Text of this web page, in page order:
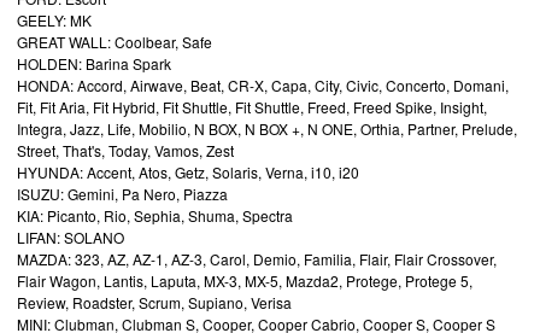
GEELY: MK
GREAT WALL: Coolbear, Safe
HOLDEN: Barina Spark
HONDA: Accord, Airwave, Beat, CR-X, Capa, City, Civic, Concerto, Domani,
Fit, Fit Aria, Fit Hybrid, Fit Shuttle, Fit Shuttle, Freed, Freed Spike, Insight,
Integra, Jazz, Life, Mobilio, N BOX, N BOX +, N ONE, Orthia, Partner, Prelude,
Street, That's, Today, Vamos, Zest
HYUNDA: Accent, Atos, Getz, Solaris, Verna, i10, i20
ISUZU: Gemini, Pa Nero, Piazza
KIA: Picanto, Rio, Sephia, Shuma, Spectra
LIFAN: SOLANO
MAZDA: 323, AZ, AZ-1, AZ-3, Carol, Demio, Familia, Flair, Flair Crossover,
Flair Wagon, Lantis, Laputa, MX-3, MX-5, Mazda2, Protege, Protege 5,
Review, Roadster, Scrum, Supiano, Verisa
MINI: Clubman, Clubman S, Cooper, Cooper Cabrio, Cooper S, Cooper S